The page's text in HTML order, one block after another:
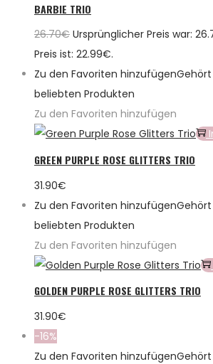
BARBIE TRIO
26.70€ Ursprünglicher Preis war:
Preis ist: 22.99€.
Zu den Favoriten hinzufügen
beliebten Produkten
Zu den Favoriten hinzufügen
GREEN PURPLE ROSE GLITTERS TRIO
31.90€
Zu den Favoriten hinzufügen
beliebten Produkten
Zu den Favoriten hinzufügen
GOLDEN PURPLE ROSE GLITTERS TRIO
31.90€
-16%
Zu den Favoriten hinzufügen